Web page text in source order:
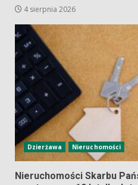
4 sierpnia 2026
Dzierżawa Nieruchomości
Nieruchomości Skarbu